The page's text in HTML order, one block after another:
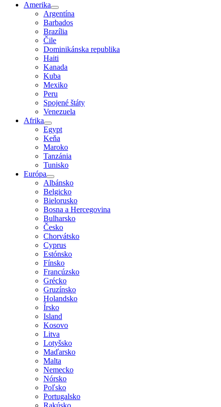
Amerika
Argentína
Barbados
Brazília
Čile
Dominikánska republika
Haiti
Kanada
Kuba
Mexiko
Peru
Spojené štáty
Venezuela
Afrika
Egypt
Keňa
Maroko
Tanzánia
Tunisko
Európa
Albánsko
Belgicko
Bielorusko
Bosna a Hercegovina
Bulharsko
Česko
Chorvátsko
Cyprus
Estónsko
Fínsko
Francúzsko
Grécko
Gruzínsko
Holandsko
Írsko
Island
Kosovo
Litva
Lotyšsko
Maďarsko
Malta
Nemecko
Nórsko
Poľsko
Portugalsko